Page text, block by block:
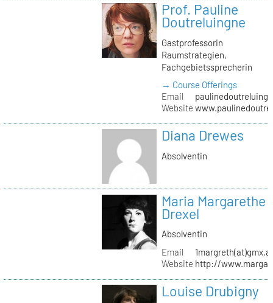
Prof. Pauline
Doutreluingne
Gastprofessorin
Raumstrategien,
Fachgebietssprecherin
→ Course Offerings
Email
Website
Diana Drewes
Absolventin
Maria Margarethe
Drexel
Absolventin
Email
Website http://
Louise Drubigny